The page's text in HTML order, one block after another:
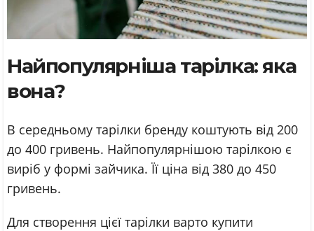
Найпопулярніша тарілка: яка
вона?
В середньому тарілки бренду коштують від 200
до 400 гривень. Найпопулярнішою тарілкою є
виріб у формі зайчика. Її ціна від 380 до 450
гривень.
Для створення цієї тарілки варто купити